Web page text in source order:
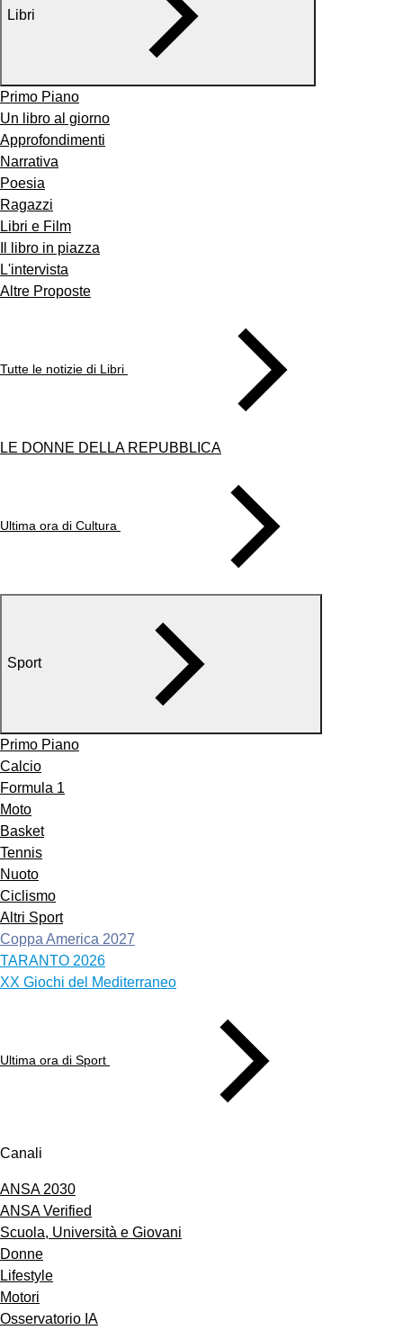
Libri
Primo Piano
Un libro al giorno
Approfondimenti
Narrativa
Poesia
Ragazzi
Libri e Film
Il libro in piazza
L'intervista
Altre Proposte
Tutte le notizie di Libri
LE DONNE DELLA REPUBBLICA
Ultima ora di Cultura
Sport
Primo Piano
Calcio
Formula 1
Moto
Basket
Tennis
Nuoto
Ciclismo
Altri Sport
Coppa America 2027
TARANTO 2026
XX Giochi del Mediterraneo
Ultima ora di Sport
Canali
ANSA 2030
ANSA Verified
Scuola, Università e Giovani
Donne
Lifestyle
Motori
Osservatorio IA